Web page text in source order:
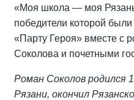
«Моя школа — моя
победители которой
«Парту Героя» вместе с
Соколова и почетными
Роман Соколов родился
Рязани, окончил